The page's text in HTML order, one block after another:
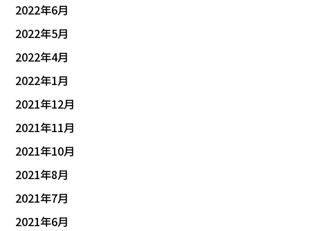
2022年6月
2022年5月
2022年4月
2022年1月
2021年12月
2021年11月
2021年10月
2021年8月
2021年7月
2021年6月